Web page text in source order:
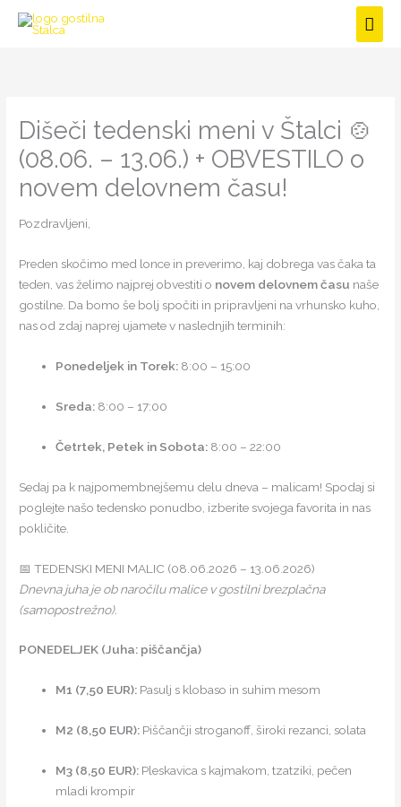
Dišeči tedenski meni v Štalci 🍲
(08.06. – 13.06.) + OBVESTILO o
novem delovnem času!
Pozdravljeni,
Preden skočimo med lonce in preverimo, kaj dobrega vas čaka ta
teden, vas želimo najprej obvestiti o novem delovnem času naše
gostilne. Da bomo še bolj spočiti in pripravljeni na vrhunsko kuho,
nas od zdaj naprej ujamete v naslednjih terminih:
Ponedeljek in Torek: 8:00 – 15:00
Sreda: 8:00 – 17:00
Četrtek, Petek in Sobota: 8:00 – 22:00
Sedaj pa k najpomembnejšemu delu dneva – malicam! Spodaj si
poglejte našo tedensko ponudbo, izberite svojega favorita in nas
pokličite.
📅 TEDENSKI MENI MALIC (08.06.2026 – 13.06.2026)
Dnevna juha je ob naročilu malice v gostilni brezplačna
(samopostrežno).
PONEDELJEK (Juha: piščančja)
M1 (7,50 EUR): Pasulj s klobaso in suhim mesom
M2 (8,50 EUR): Piščančji stroganoff, široki rezanci, solata
M3 (8,50 EUR): Pleskavica s kajmakom, tzatziki, pečen
mladi krompir